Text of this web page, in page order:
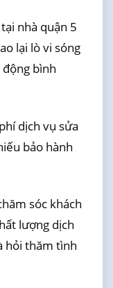
nhà quận 5
lại lò vi sóng
bình
dịch vụ sửa
bảo hành
sóc khách
lượng dịch
hỏi thăm tình